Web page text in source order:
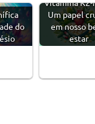
do
Vitamina K2-
Um papel
em nosso
estar